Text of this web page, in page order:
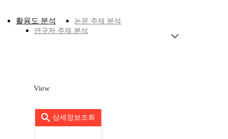
활용도 분석
논문 주제 분석
연구자 주제 분석
View
상세정보조회